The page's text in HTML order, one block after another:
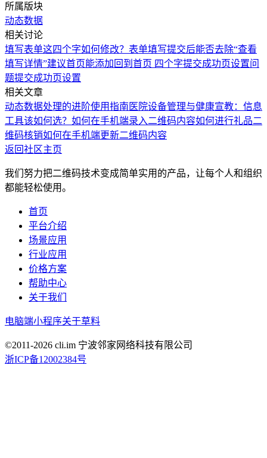
所属版块
动态数据
相关讨论
填写表单这四个字如何修改？ 表单填写提交后能否去除“查看
填写详情”建议首页能添加回到首页 四个字提交成功页设置问
题提交成功页设置
相关文章
动态数据处理的进阶使用指南 医院设备管理与健康宣教：信息
工具该如何选？ 如何在手机端录入二维码内容如何进行礼品二
维码核销如何在手机端更新二维码内容
返回社区主页
我们努力把二维码技术变成简单实用的产品，让每个人和组织
都能轻松使用。
首页
平台介绍
场景应用
行业应用
价格方案
帮助中心
关于我们
电脑端小程序关于草料
©2011-2026 cli.im 宁波邻家网络科技有限公司
浙ICP备12002384号